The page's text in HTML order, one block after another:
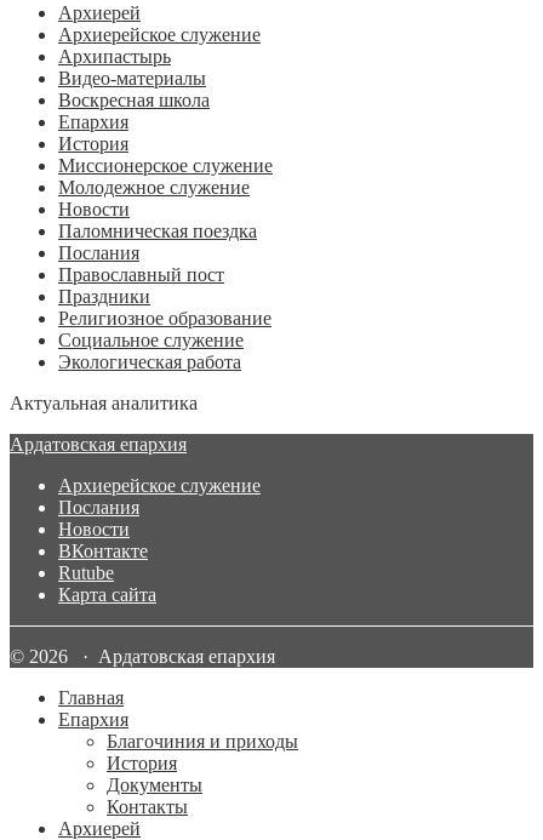
Архиерей
Архиерейское служение
Архипастырь
Видео-материалы
Воскресная школа
Епархия
История
Миссионерское служение
Молодежное служение
Новости
Паломническая поездка
Послания
Православный пост
Праздники
Религиозное образование
Социальное служение
Экологическая работа
Актуальная аналитика
Ардатовская епархия
Архиерейское служение
Послания
Новости
ВКонтакте
Rutube
Карта сайта
© 2026 · Ардатовская епархия
Главная
Епархия
Благочиния и приходы
История
Документы
Контакты
Архиерей